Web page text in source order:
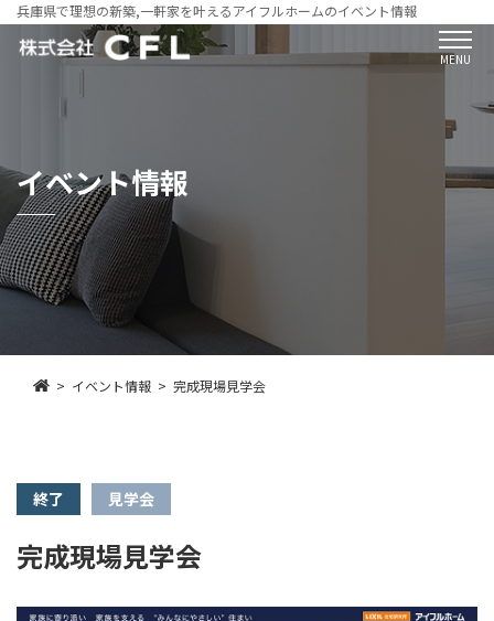
兵庫県で理想の新築,一軒家を叶えるアイフルホームのイベント情報
MENU
イベント情報
イベント情報 完成現場見学会
終了 見学会
完成現場見学会